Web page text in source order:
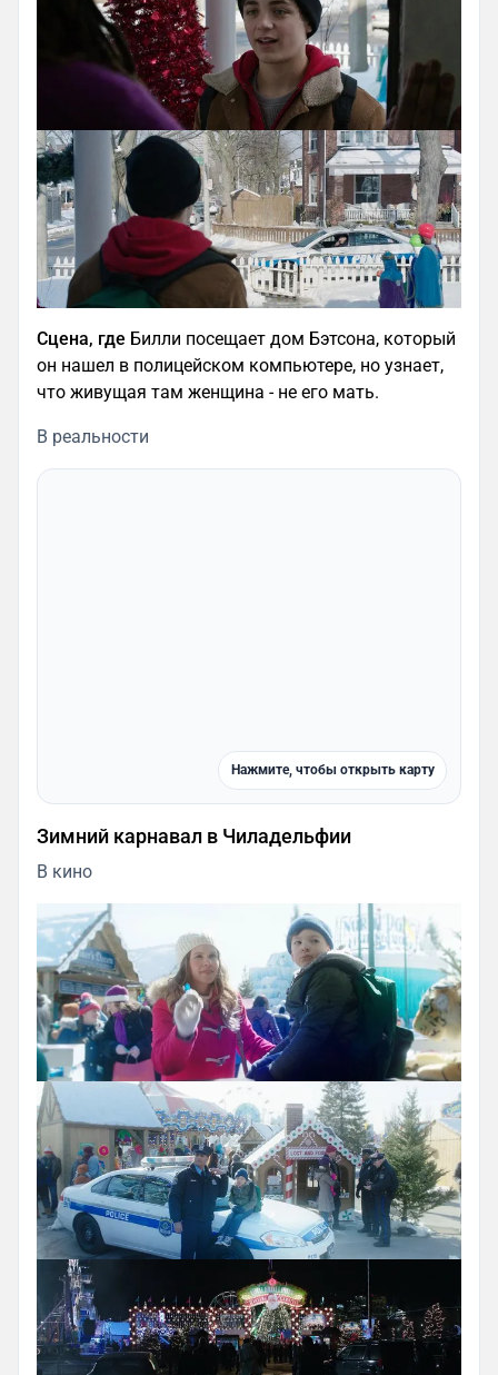
Сцена, где Билли посещает дом Бэтсона, который
он нашел в полицейском компьютере, но узнает,
что живущая там женщина - не его мать.
В реальности
Нажмите, чтобы открыть карту
Зимний карнавал в Чиладельфии
В кино